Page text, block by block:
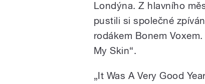
Londýna. Z hlavního
pustili si společné
rodákem Bonem
My Skin“.
„It Was A Very Good